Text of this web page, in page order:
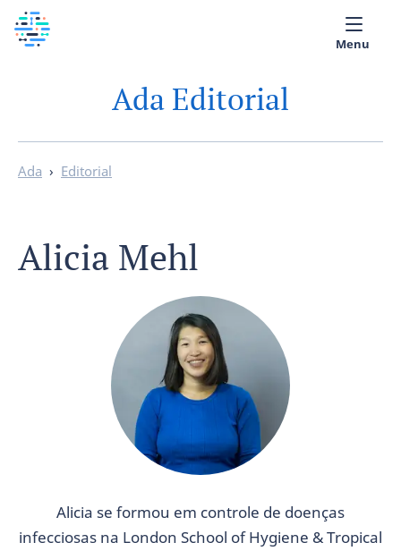
Quem Somos
Biblioteca Médica
Português
Menu
Ada Editorial
Ada › Editorial
Alicia Mehl
Alicia se formou em controle de doenças
infecciosas na London School of Hygiene & Tropical